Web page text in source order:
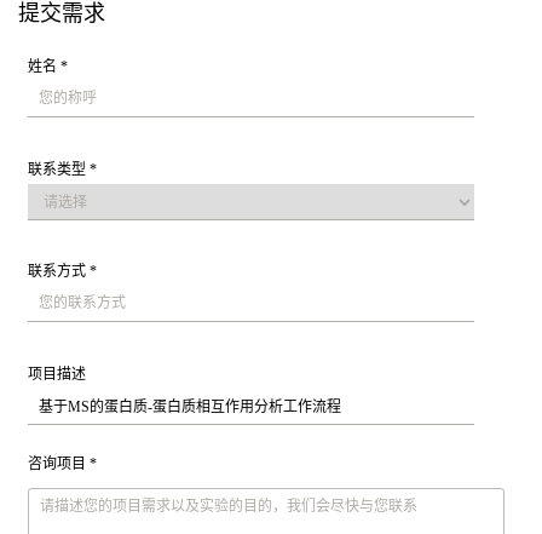
提交需求
姓名 *
联系类型 *
联系方式 *
项目描述
咨询项目 *